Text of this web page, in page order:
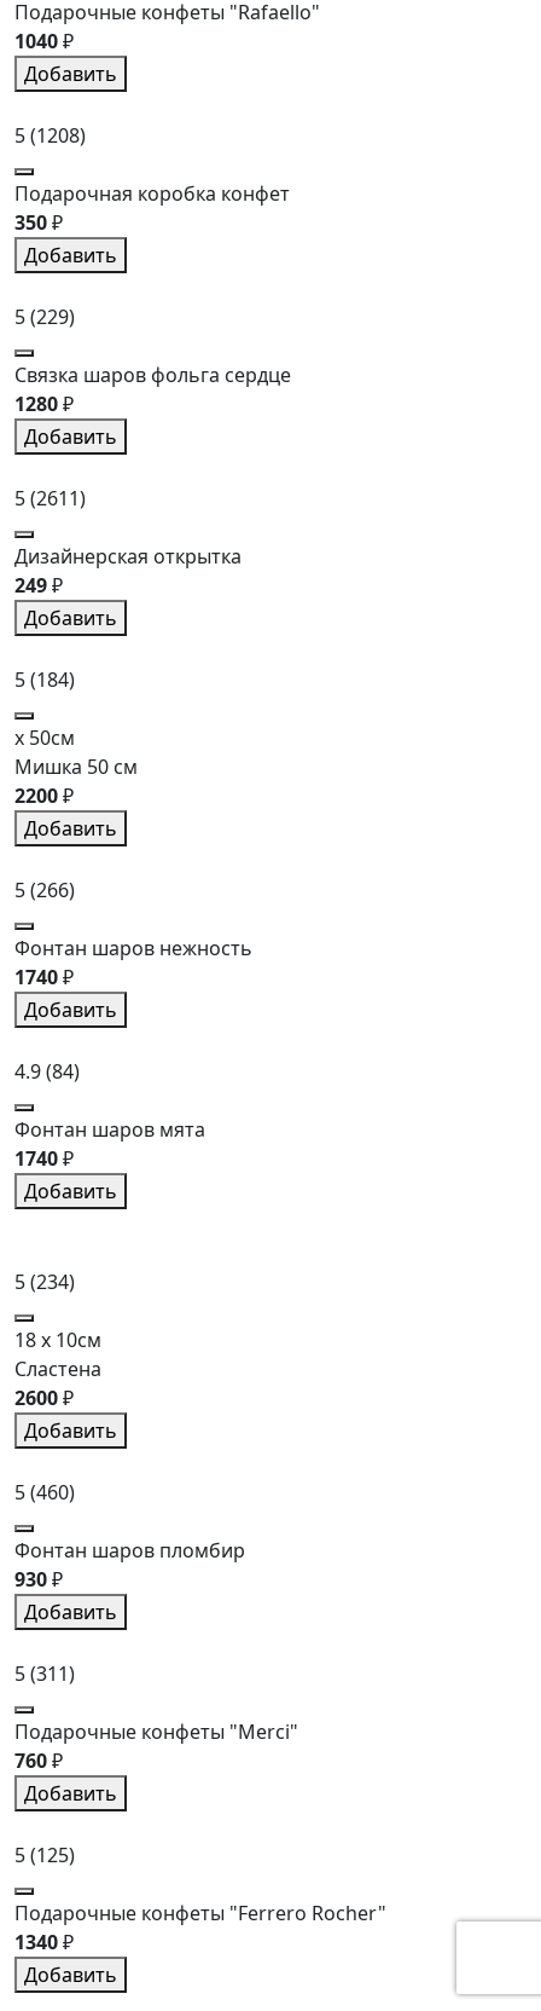
Подарочные конфеты "Rafaello"
1040₽
Добавить
5(1208)
Подарочная коробка конфет
350₽
Добавить
5(229)
Связка шаров фольга сердце
1280₽
Добавить
5(2611)
Дизайнерская открытка
249₽
Добавить
5(184)
x 50см
Мишка 50 см
2200₽
Добавить
5(266)
Фонтан шаров нежность
1740₽
Добавить
4.9(84)
Фонтан шаров мята
1740₽
Добавить
5(234)
18 x 10см
Сластена
2600₽
Добавить
5(460)
Фонтан шаров пломбир
930₽
Добавить
5(311)
Подарочные конфеты "Merci"
760₽
Добавить
5(125)
Подарочные конфеты "Ferrero Rocher"
1340₽
Добавить